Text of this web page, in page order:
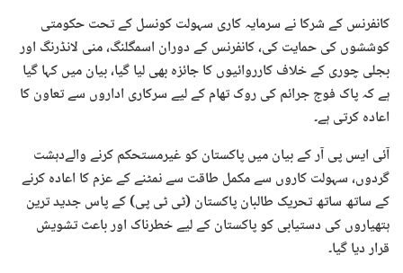
کانفرنس کے شرکا نے سرمایہ کاری سہولت کونسل کے تحت حکومتی
کوششوں کی حمایت کی، کانفرنس کے دوران اسمگلنگ، منی لانڈرنگ اور
بجلی چوری کے خلاف کارروائیوں کا جائزہ بھی لیا گیا، بیان میں کہا گیا
ہے کہ پاک فوج جرائم کی روک تھام کے لیے سرکاری اداروں سے تعاون کا
اعادہ کرتی ہے۔
آئی ایس پی آر کے بیان میں پاکستان کو غیرمستحکم کرنے والےدہشت
گردوں، سہولت کاروں سے مکمل طاقت سے نمٹنے کے عزم کا اعادہ کرنے
کے ساتھ ساتھ تحریک طالبان پاکستان (ٹی ٹی پی) کے پاس جدید ترین
ہتھیاروں کی دستیابی کو پاکستان کے لیے خطرناک اور باعث تشویش
قرار دیا گیا۔